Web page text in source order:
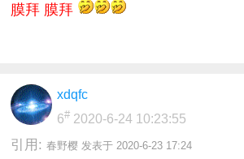
膜拜 膜拜
xdqfc
6# 2020-6-24 10:23:55
引用:春野樱 发表于 2020-6-23 17:24